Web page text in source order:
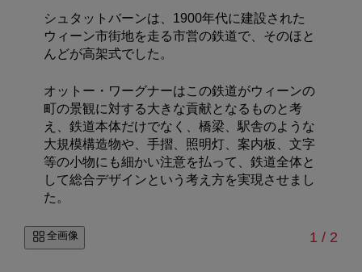
シュタットバーンは、1900年代に建設された
ウィーン市街地を走る市営の鉄道で、そのほと
んどが高架式でした。
オットー・ワーグナーはこの鉄道がウィーンの
町の景観に対する大きな貢献となるものと考
え、鉄道本体だけでなく、橋梁、駅舎のような
大規模構造物や、手摺、照明灯、案内板、文字
等の小物にも細かい注意を払って、鉄道全体と
して総合デザインという考え方を実現させまし
た。
全画像 1 // 2